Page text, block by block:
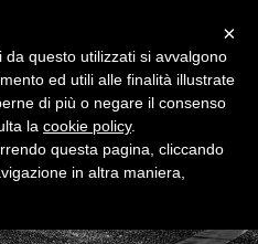
×
questo utilizzati si avvalgono
ed utili alle finalità illustrate
di più o negare il consenso
la cookie policy.
questa pagina, cliccando
in altra maniera,